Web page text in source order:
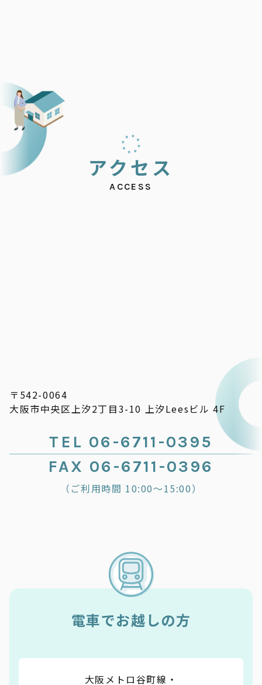
アクセ ス
ACCESS
〒542-0064
大阪市中央区上汐2丁目3-10 上汐Leesビル 4F
TEL 06-6711-0395
FAX 06-6711-0396
（ご利用時間 10:00～15:00）
電車でお越しの方
大阪メトロ谷町線・